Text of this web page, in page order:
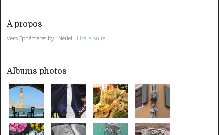
À propos
Vers Éphémères by Nériel Lire la suite
Albums photos